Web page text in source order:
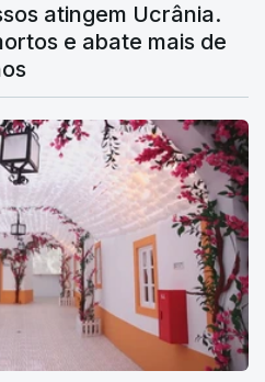
atingem Ucrânia.
e abate mais de